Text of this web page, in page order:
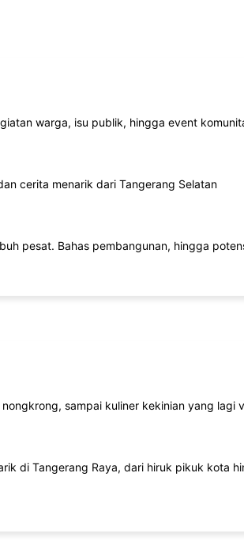
warga, isu publik, hingga event
cerita menarik dari Tangerang Selatan
pesat. Bahas pembangunan, hingga
sampai kuliner kekinian yang lagi
di Tangerang Raya, dari hiruk pikuk kota